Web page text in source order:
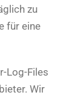
zu
für eine
Log-Files
Wir